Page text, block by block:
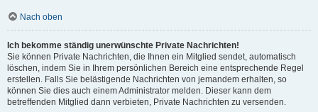
Nach oben
Ich bekomme ständig unerwünschte Private Nachrichten!
Sie können Private Nachrichten, die Ihnen ein Mitglied sendet, automatisch
löschen, indem Sie in Ihrem persönlichen Bereich eine entsprechende Regel
erstellen. Falls Sie belästigende Nachrichten von jemandem erhalten, so
können Sie dies auch einem Administrator melden. Dieser kann dem
betreffenden Mitglied dann verbieten, Private Nachrichten zu versenden.